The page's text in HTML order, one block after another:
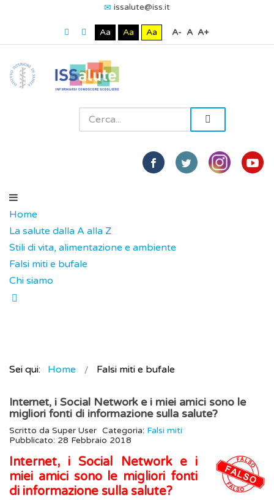
issalute@iss.it
Aa Aa Aa A- A A+
Home
La salute dalla A alla Z
Stili di vita, alimentazione e ambiente
Falsi miti e bufale
Chi siamo
Sei qui: Home Falsi miti e bufale
Internet, i Social Network e i miei amici sono le
migliori fonti di informazione sulla salute?
Scritto da Super User Categoria: Falsi miti
Pubblicato: 28 Febbraio 2018
Internet, i Social Network e i
miei amici sono le migliori fonti
di informazione sulla salute?